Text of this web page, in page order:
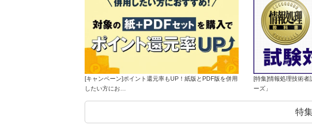
[キャンペーン]ポイント還元率もUP！紙版とPDF版を併用
したい方にお…
[特集]情報処理技術
ーズ」
特